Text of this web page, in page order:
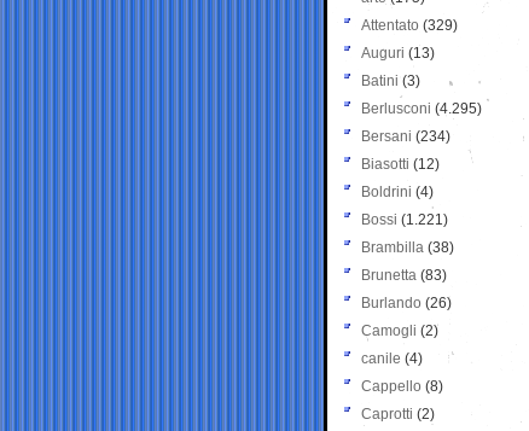
Attentato (329)
Auguri (13)
Batini (3)
Berlusconi (4.295)
Bersani (234)
Biasotti (12)
Boldrini (4)
Bossi (1.221)
Brambilla (38)
Brunetta (83)
Burlando (26)
Camogli (2)
canile (4)
Cappello (8)
Caprotti (2)